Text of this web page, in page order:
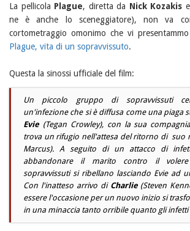
La pellicola Plague, diretta da Nick Kozakis e
ne è anche lo sceneggiatore), non va
cortometraggio omonimo che vi
Plague, vita di un sopravvissuto.
Questa la sinossi ufficiale del film:
Un piccolo gruppo di sopravvissuti
un'infezione che si è diffusa come una piaga
Evie (Tegan Crowley), con la sua
trova un rifugio nell'attesa del ritorno di suo
Marcus). A seguito di un attacco di
abbandonare il marito contro il
sopravvissuti si ribellano lasciando Eviead
Con l'inatteso arrivo di Charlie(Steven
essere l'occasione per un nuovo inizio si
in una minaccia tanto orribile quanto gli infetti